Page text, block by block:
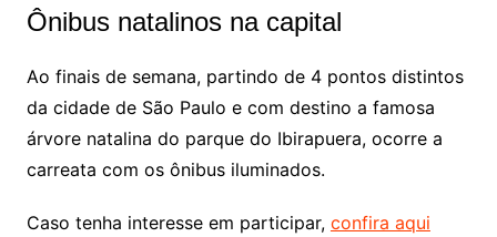
Ônibus natalinos na capital
Ao finais de semana, partindo de 4 pontos distintos
da cidade de São Paulo e com destino a famosa
árvore natalina do parque do Ibirapuera, ocorre a
carreata com os ônibus iluminados.
Caso tenha interesse em participar, confira aqui